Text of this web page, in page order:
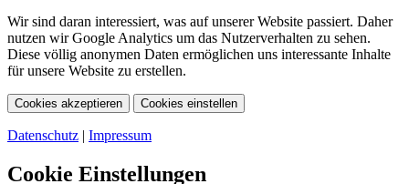
Wir sind daran interessiert, was auf unserer Website passiert. Daher
nutzen wir Google Analytics um das Nutzerverhalten zu sehen.
Diese völlig anonymen Daten ermöglichen uns interessante Inhalte
für unsere Website zu erstellen.
Cookies akzeptieren Cookies einstellen
Datenschutz | Impressum
Cookie Einstellungen